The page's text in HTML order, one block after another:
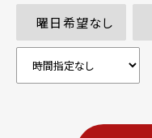
曜日希望なし